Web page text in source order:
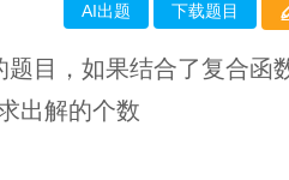
AI出题 下载题目
题目，如果结合了复合函
出解的个数